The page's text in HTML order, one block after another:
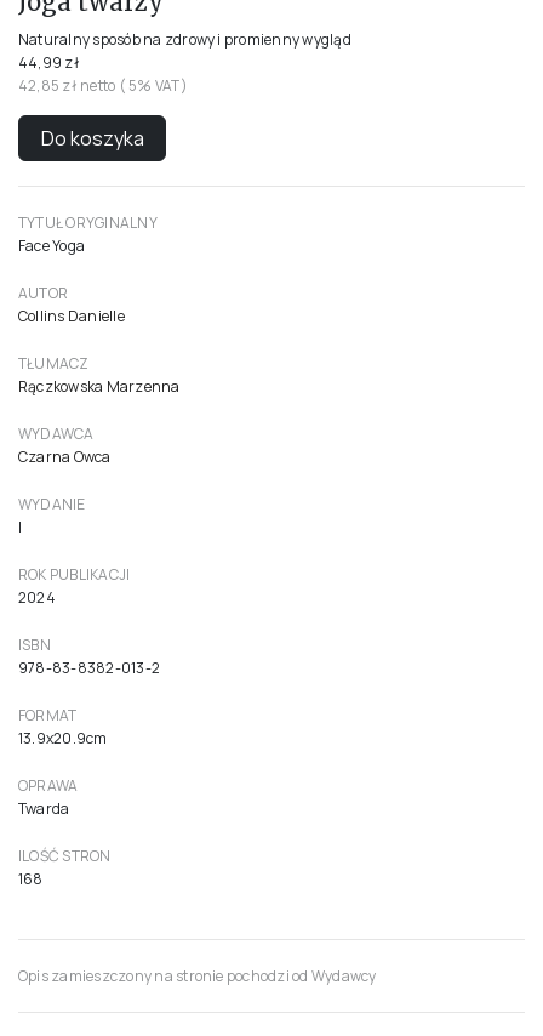
Naturalny sposób na zdrowy i promienny wygląd
44,99 zł
42,85 zł netto ( 5% VAT)
Do koszyka
TYTUŁ ORYGINALNY
Face Yoga
AUTOR
Collins Danielle
TŁUMACZ
Rączkowska Marzenna
WYDAWCA
Czarna Owca
WYDANIE
I
ROK PUBLIKACJI
2024
ISBN
978-83-8382-013-2
FORMAT
13.9x20.9cm
OPRAWA
Twarda
ILOŚĆ STRON
168
Opis zamieszczony na stronie pochodzi od Wydawcy